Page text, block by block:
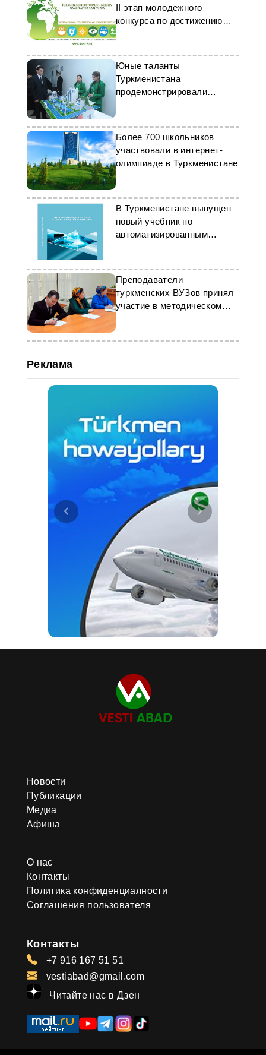
II этап молодежного
конкурса по достижению
ЦУР
Юные таланты
Туркменистана
продемонстрировали
Более 700 школьников
участвовали в интернет-
олимпиаде в Туркменистане
В Туркменистане выпущен
новый учебник по
автоматизированным
Преподаватели
туркменских ВУЗов принял
участие в методическом
Реклама
Новости
Публикации
Медиа
Афиша
О нас
Контакты
Политика конфиденциалности
Соглашения пользователя
Контакты
+7 916 167 51 51
vestiabad@gmail.com
Читайте нас в Дзен